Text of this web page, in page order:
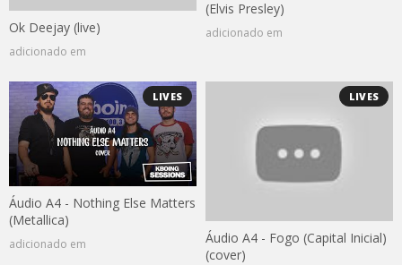
Ok Deejay (live)
adicionado em
(Elvis Presley)
adicionado em
LIVES
Áudio A4 - Nothing Else Matters
(Metallica)
adicionado em
LIVES
Áudio A4 - Fogo (Capital Inicial)
(cover)